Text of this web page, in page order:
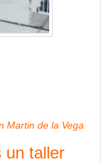
Martin de la Vega
un taller